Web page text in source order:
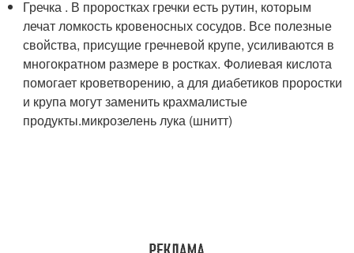
Гречка . В проростках гречки есть рутин, которым
лечат ломкость кровеносных сосудов. Все полезные
свойства, присущие гречневой крупе, усиливаются в
многократном размере в ростках. Фолиевая кислота
помогает кроветворению, а для диабетиков проростки
и крупа могут заменить крахмалистые
продукты.микрозелень лука (шнитт)